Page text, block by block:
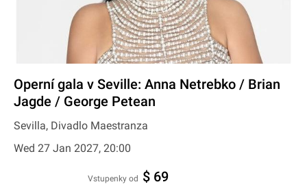
Operní gala v Seville: Anna Netrebko / Brian
Jagde / George Petean
Sevilla, Divadlo Maestranza
Wed 27 Jan 2027, 20:00
Vstupenky od $ 69